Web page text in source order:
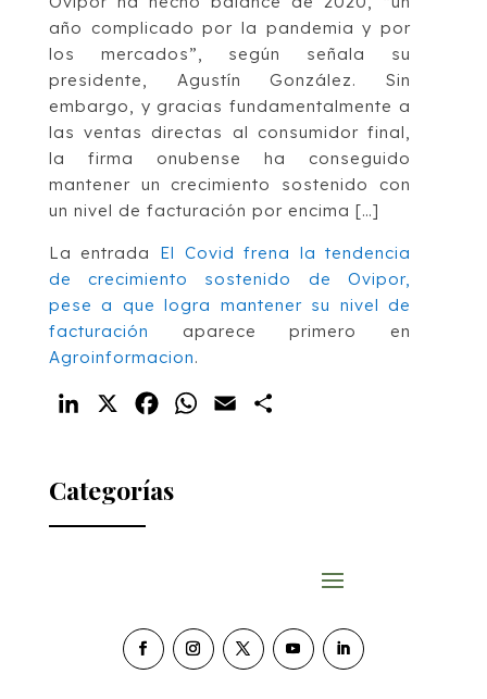
año complicado por la pandemia y por
los mercados”, según señala su
presidente, Agustín González. Sin
embargo, y gracias fundamentalmente a
las ventas directas al consumidor final,
la firma onubense ha conseguido
mantener un crecimiento sostenido con
un nivel de facturación por encima […]
La entrada El Covid frena la tendencia
de crecimiento sostenido de Ovipor,
pese a que logra mantener su nivel de
facturación aparece primero en
Agroinformacion.
LinkedIn FacebookWhatsApp
Email
Categorías